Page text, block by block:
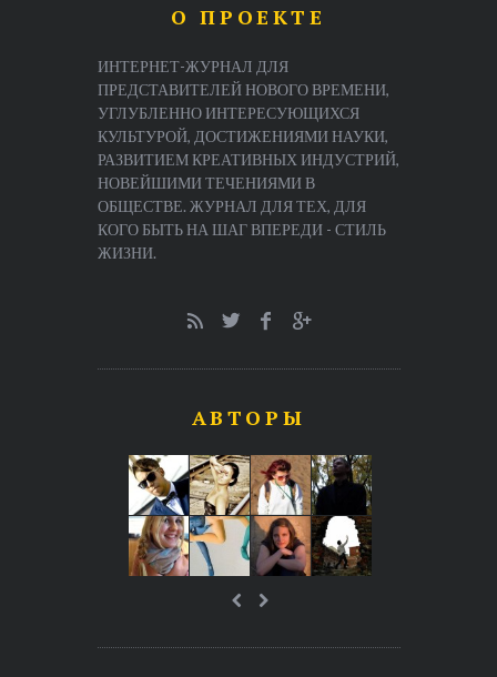
О ПРОЕКТЕ
ИНТЕРНЕТ-ЖУРНАЛ ДЛЯ
ПРЕДСТАВИТЕЛЕЙ НОВОГО ВРЕМЕНИ,
УГЛУБЛЕННО ИНТЕРЕСУЮЩИХСЯ
КУЛЬТУРОЙ, ДОСТИЖЕНИЯМИ НАУКИ,
РАЗВИТИЕМ КРЕАТИВНЫХ ИНДУСТРИЙ,
НОВЕЙШИМИ ТЕЧЕНИЯМИ В
ОБЩЕСТВЕ. ЖУРНАЛ ДЛЯ ТЕХ, ДЛЯ
КОГО БЫТЬ НА ШАГ ВПЕРЕДИ - СТИЛЬ
ЖИЗНИ.
АВТОРЫ